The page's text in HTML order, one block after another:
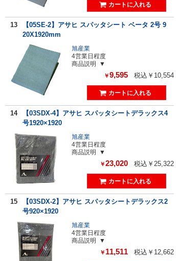
13
【05SE-2】アサヒ スパッタシート ベータ 2号 9
20X1920mm
旭産業
4営業日程度
商品説明
￥9,595 税込￥10,554
14
【03SDX-4】アサヒ スパッタシートデラックス4
号1920×1920
旭産業
4営業日程度
商品説明
￥23,020 税込￥25,322
15
【03SDX-2】アサヒ スパッタシートデラックス2
号920×1920
旭産業
4営業日程度
商品説明
￥ 11,511 税込￥12,662